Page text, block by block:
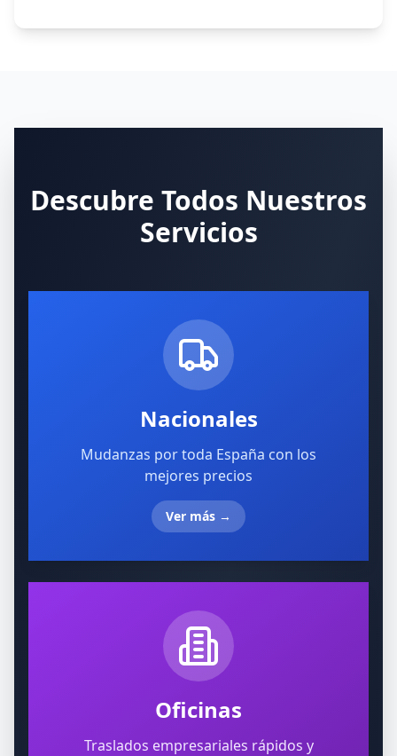
Descubre Todos Nuestros
Servicios
Nacionales
Mudanzas por toda España con los
mejores precios
Ver más →
Oficinas
Traslados empresariales rápidos y